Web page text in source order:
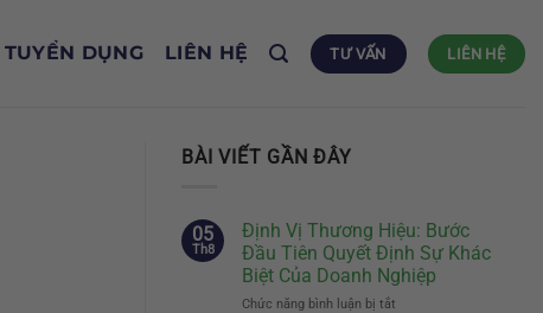
TUYỂN DỤNG LIÊN HỆ TƯ VẤN LIÊN HỆ
BÀI VIẾT GẦN ĐÂY
05
Th8
Định Vị Thương Hiệu: Bước
Đầu Tiên Quyết Định Sự Khác
Biệt Của Doanh Nghiệp
Chức năng bình luận bị tắt